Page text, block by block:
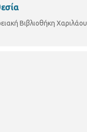
Βιβλιοθήκη Χαριλάου